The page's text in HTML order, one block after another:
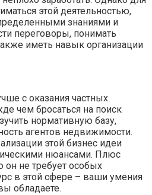
этой деятельностью,
знаниями и
переговоры, понимать
иметь навык организации
с оказания частных
чем бросаться на поиск
нормативную базу,
агентов недвижимости.
этой бизнес идеи
нюансами. Плюс
он не требует особых
в этой сфере – ваши умения
обладаете.